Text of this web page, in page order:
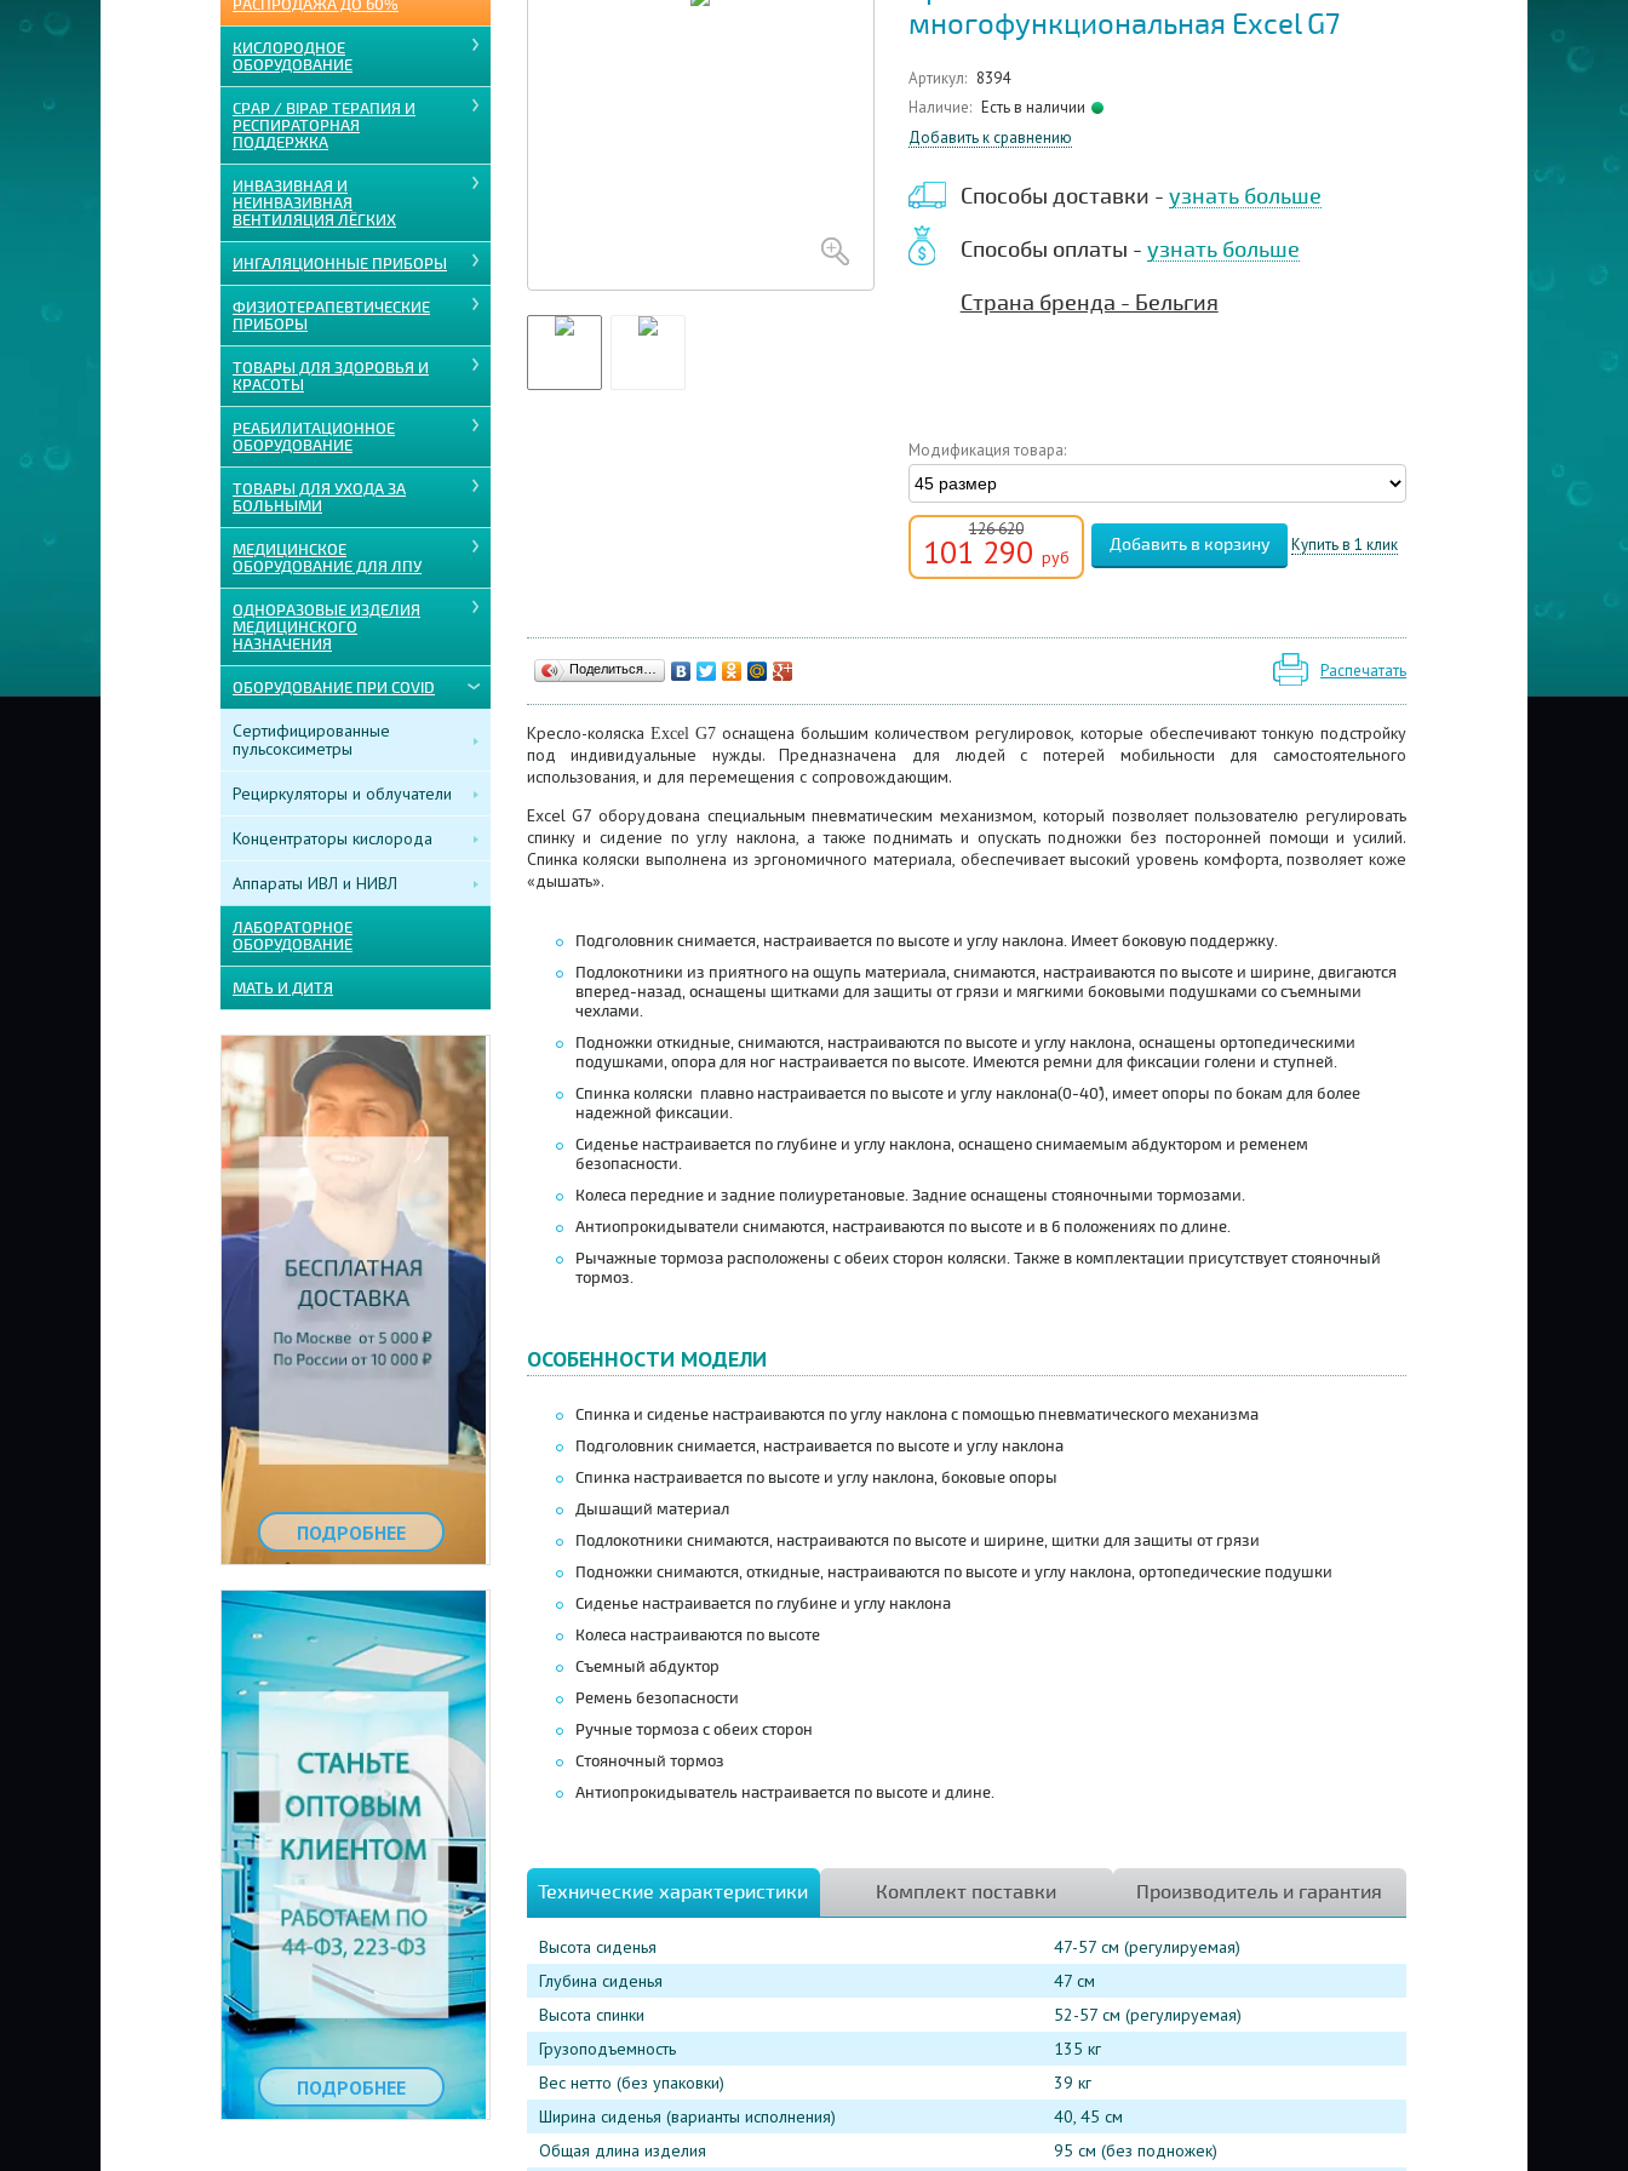
РАСПРОДАЖА ДО 60%
КИСЛОРОДНОЕ
ОБОРУДОВАНИЕ
CPAP / BIPAP ТЕРАПИЯ И
РЕСПИРАТОРНАЯ
ПОДДЕРЖКА
ИНВАЗИВНАЯ И
НЕИНВАЗИВНАЯ
ВЕНТИЛЯЦИЯ ЛЁГКИХ
ИНГАЛЯЦИОННЫЕ ПРИБОРЫ
ФИЗИОТЕРАПЕВТИЧЕСКИЕ
ПРИБОРЫ
ТОВАРЫ ДЛЯ ЗДОРОВЬЯ И
КРАСОТЫ
РЕАБИЛИТАЦИОННОЕ
ОБОРУДОВАНИЕ
ТОВАРЫ ДЛЯ УХОДА ЗА
БОЛЬНЫМИ
МЕДИЦИНСКОЕ
ОБОРУДОВАНИЕ ДЛЯ ЛПУ
ОДНОРАЗОВЫЕ ИЗДЕЛИЯ
МЕДИЦИНСКОГО
НАЗНАЧЕНИЯ
ОБОРУДОВАНИЕ ПРИ COVID
Сертифицированные
пульсоксиметры
Рециркуляторы и облучатели
Концентраторы кислорода
Аппараты ИВЛ и НИВЛ
ЛАБОРАТОРНОЕ
ОБОРУДОВАНИЕ
МАТЬ И ДИТЯ
ПОДРОБНЕЕ
ПОДРОБНЕЕ
многофункциональная Excel G7
Артикул: 8394
Наличие: Есть в наличии
Добавить к сравнению
Способы доставки - узнать больше
Способы оплаты - узнать больше
Страна бренда - Бельгия
Модификация товара:
126 620
101 290 руб
Купить в 1 клик
Поделиться… Распечатать
Кресло-коляска Excel G7оснащена большим количеством регулировок, которые обеспечивают тонкую подстройку
под индивидуальные нужды. Предназначена для людей с потерей мобильности для самостоятельного
использования, и для перемещения с сопровождающим.
Excel G7 оборудована специальным пневматическим механизмом, который позволяет пользователю регулировать
спинку и сидение по углу наклона, а также поднимать и опускать подножки без посторонней помощи и усилий.
Спинка коляски выполнена из эргономичного материала, обеспечивает высокий уровень комфорта, позволяет коже
«дышать».
Подголовник снимается, настраивается по высоте и углу наклона. Имеет боковую поддержку.
Подлокотники из приятного на ощупь материала, снимаются, настраиваются по высоте и ширине, двигаются
вперед-назад, оснащены щитками для защиты от грязи и мягкими боковыми подушками со съемными
чехлами.
Подножки откидные, снимаются, настраиваются по высоте и углу наклона, оснащены ортопедическими
подушками, опора для ног настраивается по высоте. Имеются ремни для фиксации голени и ступней.
Спинка коляски плавно настраивается по высоте и углу наклона(0-40˚), имеет опоры по бокам для более
надежной фиксации.
Сиденье настраивается по глубине и углу наклона, оснащено снимаемым абдуктором и ременем
безопасности.
Колеса передние и задние полиуретановые. Задние оснащены стояночными тормозами.
Антиопрокидыватели снимаются, настраиваются по высоте и в 6 положениях по длине.
Рычажные тормоза расположены с обеих сторон коляски. Также в комплектации присутствует стояночный
тормоз.
ОСОБЕННОСТИ МОДЕЛИ
Спинка и сиденье настраиваются по углу наклона с помощью пневматического механизма
Подголовник снимается, настраивается по высоте и углу наклона
Спинка настраивается по высоте и углу наклона, боковые опоры
Дышащий материал
Подлокотники снимаются, настраиваются по высоте и ширине, щитки для защиты от грязи
Подножки снимаются, откидные, настраиваются по высоте и углу наклона, ортопедические подушки
Сиденье настраивается по глубине и углу наклона
Колеса настраиваются по высоте
Съемный абдуктор
Ремень безопасности
Ручные тормоза с обеих сторон
Стояночный тормоз
Антиопрокидыватель настраивается по высоте и длине.
Технические характеристики Комплект поставки Производитель и гарантия
Высота сиденья
47-57 см (регулируемая)
Глубина сиденья
47 см
Высота спинки
52-57 см (регулируемая)
Грузоподъемность
135 кг
Вес нетто (без упаковки)
39 кг
Ширина сиденья (варианты исполнения)
40, 45 см
Общая длина изделия
95 см (без подножек)